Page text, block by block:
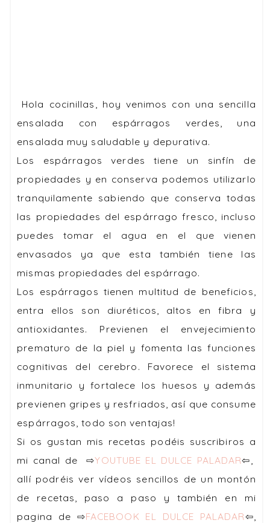
Hola cocinillas, hoy venimos con una sencilla
ensalada con espárragos verdes, una
ensalada muy saludable y depurativa.
Los espárragos verdes tiene un sinfín de
propiedades y en conserva podemos utilizarlo
tranquilamente sabiendo que conserva todas
las propiedades del espárrago fresco, incluso
puedes tomar el agua en el que vienen
envasados ya que esta también tiene las
mismas propiedades del espárrago.
Los espárragos tienen multitud de beneficios,
entra ellos son diuréticos, altos en fibra y
antioxidantes. Previenen el envejecimiento
prematuro de la piel y fomenta las funciones
cognitivas del cerebro. Favorece el sistema
inmunitario y fortalece los huesos y además
previenen gripes y resfriados, así que consume
espárragos, todo son ventajas!
Si os gustan mis recetas podéis suscribiros a
mi canal de ⇨YOUTUBE EL DULCE PALADAR⇦,
allí podréis ver vídeos sencillos de un montón
de recetas, paso a paso y también en mi
pagina de ⇨FACEBOOK EL DULCE PALADAR⇦,